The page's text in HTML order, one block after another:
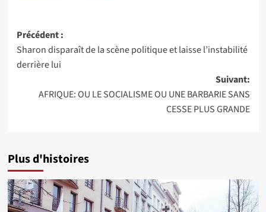
Navigation
d’article
Précédent :
Sharon disparaît de la scène politique et laisse l’instabilité
derrière lui
Suivant:
AFRIQUE: OU LE SOCIALISME OU UNE BARBARIE SANS
CESSE PLUS GRANDE
Plus d'histoires